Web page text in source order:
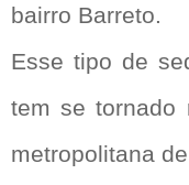
bairro Barreto.
Esse tipo de
tem se tornado
metropolitana